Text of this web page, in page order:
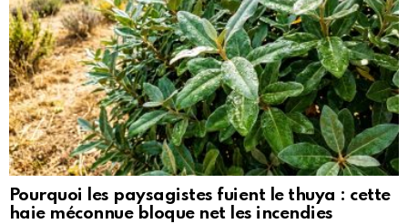
Pourquoi les paysagistes fuient le thuya : cette
haie méconnue bloque net les incendies